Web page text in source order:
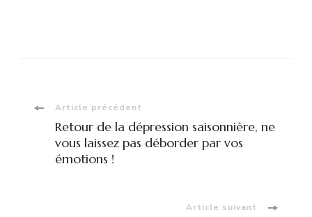
Navigation
d'article
Article précédent
Retour de la dépression saisonnière, ne
vous laissez pas déborder par vos
émotions !
Article suivant